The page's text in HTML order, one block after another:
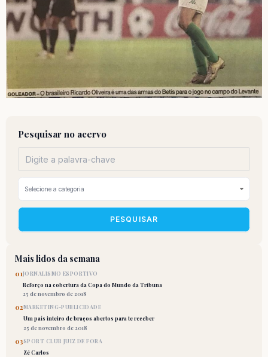
Pesquisar no acervo
PESQUISAR
Mais lidos da semana
01JORNALISMO ESPORTIVO
Reforço na cobertura da Copa do Mundo da Tribuna
25 de novembro de 2018
02 MARKETING-PUBLICIDADE
Um país inteiro de braços abertos para te receber
25 de novembro de 2018
03SPORT CLUB JUIZ DE FORA
Zé Carlos